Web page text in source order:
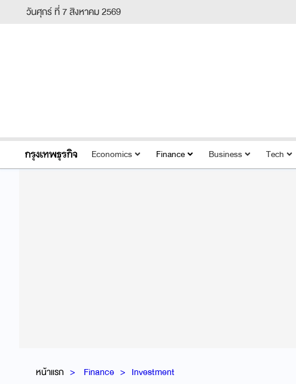
วันศุกร์ ที่ 7 สิงหาคม 2569
Economics Finance Business Tech
หน้าแรก Finance Investment